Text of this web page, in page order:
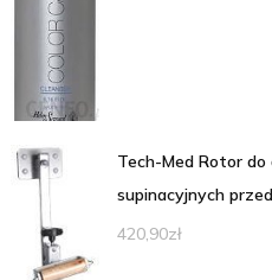
Tech-Med Rotor do
supinacyjnych
420,90zł